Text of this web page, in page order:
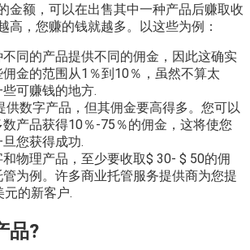
金额，可以在出售其中一种产品后赚取收
高，您赚的钱就越多。以这些为例：
同的产品提供不同的佣金，因此这确实
金的范围从1％到10％，虽然不算太
可赚钱的地方.
供数字产品，但其佣金要高得多。您可以
产品获得10％-75％的佣金，这将使您
您获得成功.
物理产品，至少要收取$ 30- $ 50的佣
为例。许多商业托管服务提供商为您提
的新客户.
品?